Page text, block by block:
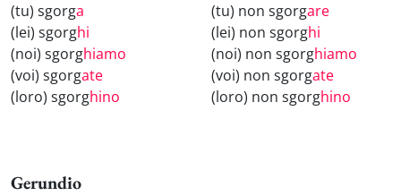
(tu) sgorga
(lei) sgorghi
(noi) sgorghiamo
(voi) sgorgate
(loro) sgorghino
(tu) non sgorgare
(lei) non sgorghi
(noi) non sgorghiamo
(voi) non sgorgate
(loro) non sgorghino
Gerundio